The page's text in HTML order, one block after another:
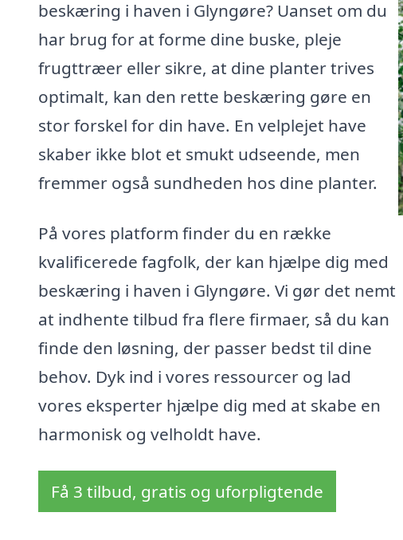
beskæring i haven i Glyngøre? Uanset om du
har brug for at forme dine buske, pleje
frugttræer eller sikre, at dine planter trives
optimalt, kan den rette beskæring gøre en
stor forskel for din have. En velplejet have
skaber ikke blot et smukt udseende, men
fremmer også sundheden hos dine planter.
På vores platform finder du en række
kvalificerede fagfolk, der kan hjælpe dig med
beskæring i haven i Glyngøre. Vi gør det nemt
at indhente tilbud fra flere firmaer, så du kan
finde den løsning, der passer bedst til dine
behov. Dyk ind i vores ressourcer og lad
vores eksperter hjælpe dig med at skabe en
harmonisk og velholdt have.
Få 3 tilbud, gratis og uforpligtende